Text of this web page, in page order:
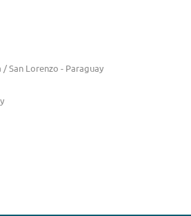
San Lorenzo - Paraguay